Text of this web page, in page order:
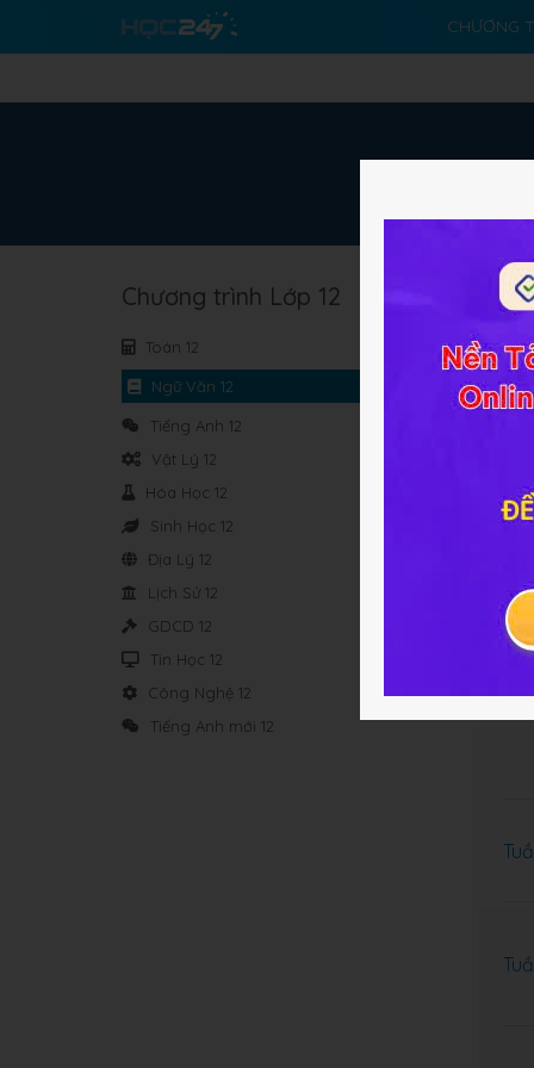
CHƯƠNG
Chương trình Lớp 12
Toán 12
Ngữ Văn 12
Tiếng Anh 12
Vật Lý 12
Hóa Học 12
Sinh Học 12
Địa Lý 12
Lịch Sử 12
GDCD 12
Tin Học 12
Công Nghệ 12
Tiếng Anh mới 12